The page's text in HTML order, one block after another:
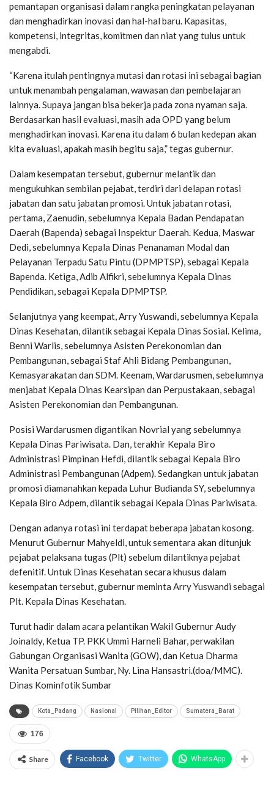
pemantapan organisasi dalam rangka peningkatan pelayanan
dan menghadirkan inovasi dan hal-hal baru. Kapasitas,
kompetensi, integritas, komitmen dan niat yang tulus untuk
mengabdi.
“Karena itulah pentingnya mutasi dan rotasi ini sebagai bagian
untuk menambah pengalaman, wawasan dan pembelajaran
lainnya. Supaya jangan bisa bekerja pada zona nyaman saja.
Berdasarkan hasil evaluasi, masih ada OPD yang belum
menghadirkan inovasi. Karena itu dalam 6 bulan kedepan akan
kita evaluasi, apakah masih begitu saja,” tegas gubernur.
Dalam kesempatan tersebut, gubernur melantik dan
mengukuhkan sembilan pejabat, terdiri dari delapan rotasi
jabatan dan satu jabatan promosi. Untuk jabatan rotasi,
pertama, Zaenudin, sebelumnya Kepala Badan Pendapatan
Daerah (Bapenda) sebagai Inspektur Daerah. Kedua, Maswar
Dedi, sebelumnya Kepala Dinas Penanaman Modal dan
Pelayanan Terpadu Satu Pintu (DPMPTSP), sebagai Kepala
Bapenda. Ketiga, Adib Alfikri, sebelumnya Kepala Dinas
Pendidikan, sebagai Kepala DPMPTSP.
Selanjutnya yang keempat, Arry Yuswandi, sebelumnya Kepala
Dinas Kesehatan, dilantik sebagai Kepala Dinas Sosial. Kelima,
Benni Warlis, sebelumnya Asisten Perekonomian dan
Pembangunan, sebagai Staf Ahli Bidang Pembangunan,
Kemasyarakatan dan SDM. Keenam, Wardarusmen, sebelumnya
menjabat Kepala Dinas Kearsipan dan Perpustakaan, sebagai
Asisten Perekonomian dan Pembangunan.
Posisi Wardarusmen digantikan Novrial yang sebelumnya
Kepala Dinas Pariwisata. Dan, terakhir Kepala Biro
Administrasi Pimpinan Hefdi, dilantik sebagai Kepala Biro
Administrasi Pembangunan (Adpem). Sedangkan untuk jabatan
promosi diamanahkan kepada Luhur Budianda SY, sebelumnya
Kepala Biro Adpem, dilantik sebagai Kepala Dinas Pariwisata.
Dengan adanya rotasi ini terdapat beberapa jabatan kosong.
Menurut Gubernur Mahyeldi, untuk sementara akan ditunjuk
pejabat pelaksana tugas (Plt) sebelum dilantiknya pejabat
defenitif. Untuk Dinas Kesehatan secara khusus dalam
kesempatan tersebut, gubernur meminta Arry Yuswandi sebagai
Plt. Kepala Dinas Kesehatan.
Turut hadir dalam acara pelantikan Wakil Gubernur Audy
Joinaldy, Ketua TP. PKK Ummi Harneli Bahar, perwakilan
Gabungan Organisasi Wanita (GOW), dan Ketua Dharma
Wanita Persatuan Sumbar, Ny. Lina Hansastri.(doa/MMC).
Dinas Kominfotik Sumbar
Kota_Padang Nasional Pilihan_Editor Sumatera_Barat
176
Share Facebook Twitter WhatsApp